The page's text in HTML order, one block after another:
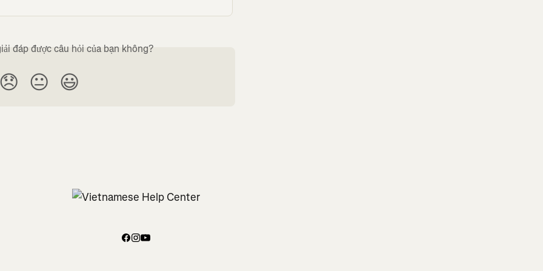
đáp được câu hỏi của bạn không?
😞 😐 😃